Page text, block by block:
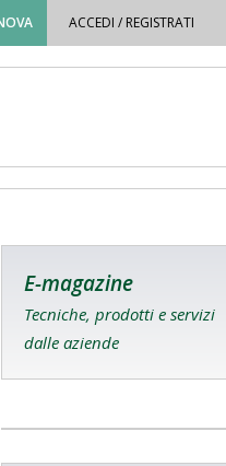
ACCEDI / REGISTRATI
E-magazine
Tecniche, prodotti e servizi
dalle aziende